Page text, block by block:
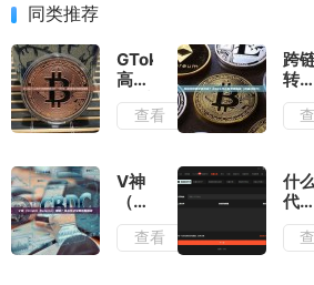
同类推荐
GTokenTool
高效
代币
批量
具：
一次
打
包，
直降
查看
跨
转账
要
多
年完
整费
用
（
V神
（Vitalik
Buterin）
查看
什
代币
批
转